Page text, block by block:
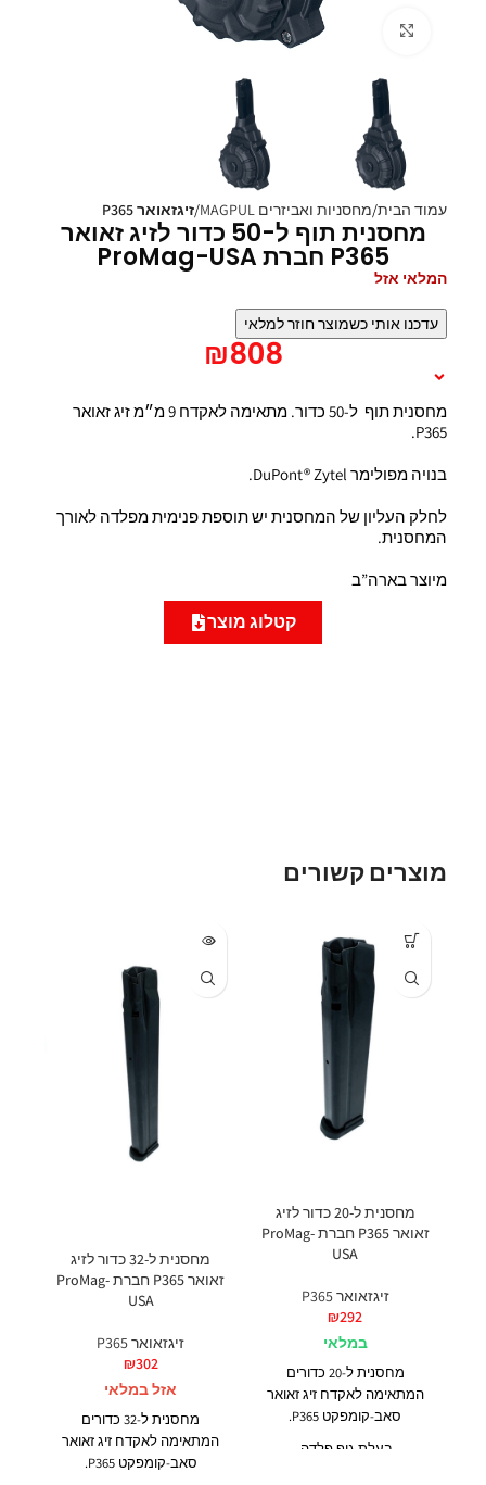
עמוד הבית מחסניות ואביזרים MAGPUL זיגזאואר P365
מחסנית תוף ל-50 כדור לזיג זאואר
P365 חברת ProMag-USA
המלאי אזל
עדכנו אותי כשמוצר חוזר למלאי
₪808
מחסנית תוף ל-50 כדור. מתאימה לאקדח 9 מ״מ זיג זאואר
P365.
בנויה מפולימר DuPont® Zytel.
לחלק העליון של המחסנית יש תוספת פנימית מפלדה לאורך
המחסנית.
מיוצר בארה”ב
קטלוג מוצר
Click to enlarge
מוצרים קשורים
מחסנית ל-20 כדור לזיג
זאואר P365 חברת ProMag-
USA
זיגזאואר P365
₪292
במלאי
מחסנית ל-20 כדורים
המתאימה לאקדח זיג זאואר
סאב-קומפקט P365.
בעלת גוף פלדה.
מחסנית ל-32 כדור לזיג
זאואר P365 חברת ProMag-
USA
זיגזאואר P365
₪302
אזל במלאי
מחסנית ל-32 כדורים
המתאימה לאקדח זיג זאואר
סאב-קומפקט P365.